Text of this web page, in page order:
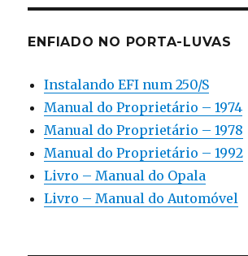
ENFIADO NO PORTA-LUVAS
Instalando EFI num 250/S
Manual do Proprietário – 1974
Manual do Proprietário – 1978
Manual do Proprietário – 1992
Livro – Manual do Opala
Livro – Manual do Automóvel